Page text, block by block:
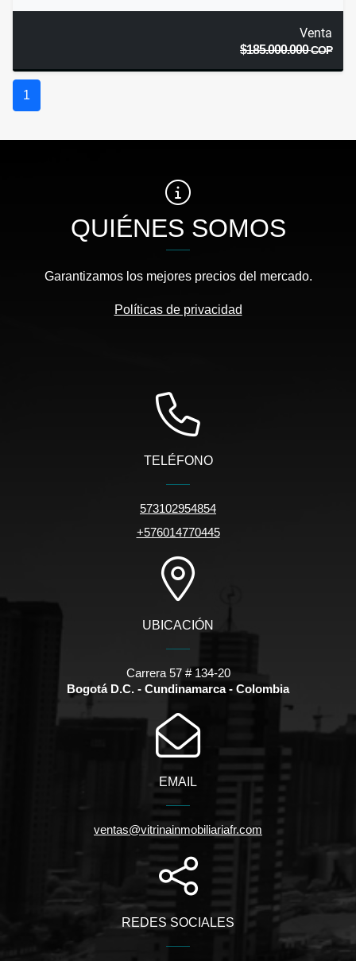
Venta
$185.000.000COP
1
QUIÉNES SOMOS
Garantizamos los mejores precios del mercado.
Políticas de privacidad
TELÉFONO
573102954854
+576014770445
UBICACIÓN
Carrera 57 # 134-20
Bogotá D.C. - Cundinamarca - Colombia
EMAIL
ventas@vitrinainmobiliariafr.com
REDES SOCIALES